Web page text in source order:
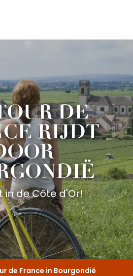
DE
RIJDT
in de Côte d'Or!
de France in Bourgondië